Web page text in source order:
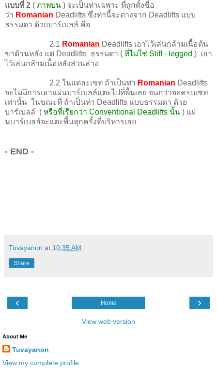
แบบที่ 2 ( ภาพบน ) จะเป็นท่าเฉพาะ ที่ถูกตั้งชื่อ
ว่า Romanian Deadlifts ซึ่งท่านี้จะต่างจาก Deadlifts แบบ
ธรรมดา ด้วยบาร์เบลล์ คือ
2.1 Romanian Deadlifts เอาไว้เล่นกล้ามเนื้อต้น
ขาด้านหลัง แต่ Deadlifts ธรรมดา ( ที่ไม่ใช่ Stiff - legged ) เอา
ไว้เล่นกล้ามเนื้อหลังส่วนล่าง
2.2 ในแต่ละเซท ถ้าเป็นท่า Romanian Deadlifts
จะไม่มีการเอาแผ่นบาร์เบลล์แตะไปที่พื้นเลย จนกว่าจะครบเซท
เท่านั้น ในขณะที่ ถ้าเป็นท่า Deadlifts แบบธรรมดา ด้วย
บาร์เบลล์ ( หรือที่เรียกว่า Conventional Deadlifts นั้น ) แผ่
นบาร์เบลล์จะแตะพื้นทุกครั้งที่บริหารเลย
- END -
Tuvayanon at 10:35 AM
Share
‹ ›
Home
View web version
About Me
Tuvayanon
View my complete profile